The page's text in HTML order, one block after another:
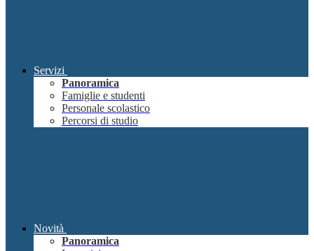
Servizi
Panoramica
Famiglie e studenti
Personale scolastico
Percorsi di studio
Novità
Panoramica